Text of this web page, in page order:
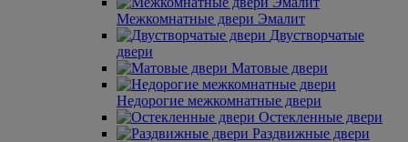
Межкомнатные двери Эмалит
Двустворчатые
двери
Матовые двери
Недорогие межкомнатные двери
Остекленные двери
Раздвижные двери